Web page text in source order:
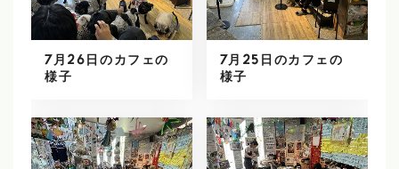
7月26日のカフェの
様子
7月25日のカフェの
様子